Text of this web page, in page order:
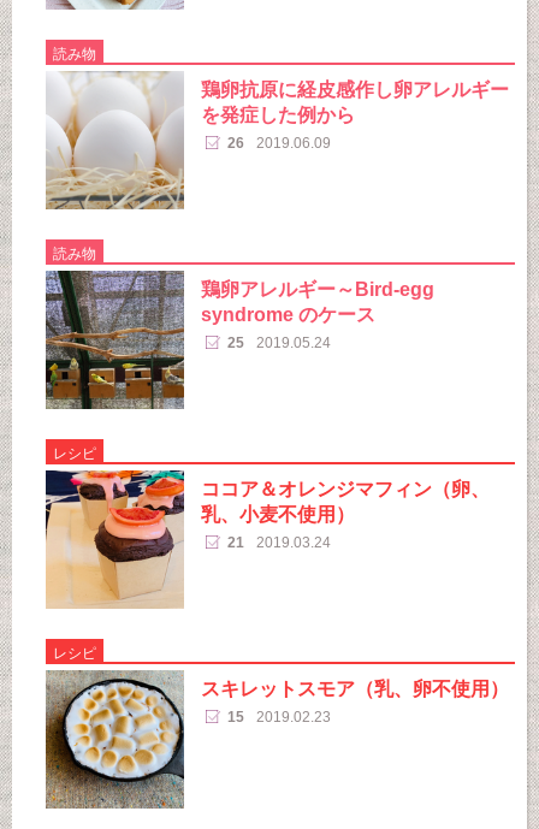
読み物
鶏卵抗原に経皮感作し卵アレルギー
を発症した例から
26 2019.06.09
読み物
鶏卵アレルギー～Bird-egg
syndrome のケース
25 2019.05.24
レシピ
ココア＆オレンジマフィン（卵、
乳、小麦不使用）
21 2019.03.24
レシピ
スキレットスモア（乳、卵不使用）
15 2019.02.23